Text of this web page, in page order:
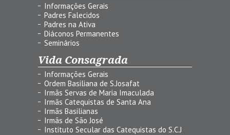
Informações Gerais
Padres Falecidos
Padres na Ativa
Diáconos Permanentes
Seminários
Vida Consagrada
Informações Gerais
Ordem Basiliana de S.Josafat
Irmãs Servas de Maria Imaculada
Irmãs Catequistas de Santa Ana
Irmãs Basilianas
Irmãs de São José
Instituto Secular das Catequistas do S.C.J